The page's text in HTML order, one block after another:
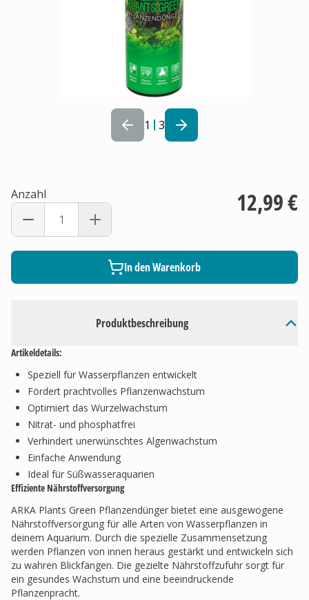
1 3
Produktbeschreibung
Artikeldetails:
Speziell für Wasserpflanzen entwickelt
Fördert prachtvolles Pflanzenwachstum
Optimiert das Wurzelwachstum
Nitrat- und phosphatfrei
Verhindert unerwünschtes Algenwachstum
Einfache Anwendung
Ideal für Süßwasseraquarien
Effiziente Nährstoffversorgung
ARKA Plants Green Pflanzendünger bietet eine ausgewogene
Nährstoffversorgung für alle Arten von Wasserpflanzen in
deinem Aquarium. Durch die spezielle Zusammensetzung
werden Pflanzen von innen heraus gestärkt und entwickeln sich
zu wahren Blickfängen. Die gezielte Nährstoffzufuhr sorgt für
ein gesundes Wachstum und eine beeindruckende
Pflanzenpracht.
Anzahl 12,99 €
In den Warenkorb